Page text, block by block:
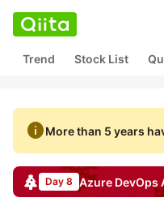
Trend Stock List
infoMore than 5 years
Day 8 Azure DevOps